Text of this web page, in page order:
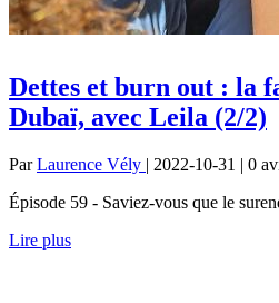
Dettes et burn out : la
Dubaï, avec Leila (2/2)
ParLaurence Vély | 2022-10-31 | 0
Épisode 59 - Saviez-vous que le
Lire plus